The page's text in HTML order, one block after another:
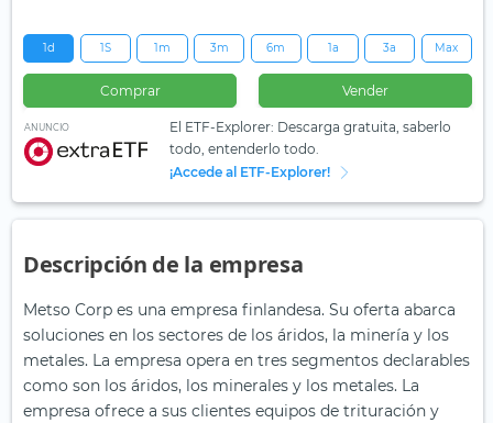
1d 1S 1m 3m 6m 1a 3a Max
Comprar Vender
ANUNCIO
El ETF-Explorer: Descarga gratuita, saberlo
todo, entenderlo todo.
¡Accede al ETF-Explorer!
Descripción de la empresa
Metso Corp es una empresa finlandesa. Su oferta abarca
soluciones en los sectores de los áridos, la minería y los
metales. La empresa opera en tres segmentos declarables
como son los áridos, los minerales y los metales. La
empresa ofrece a sus clientes equipos de trituración y